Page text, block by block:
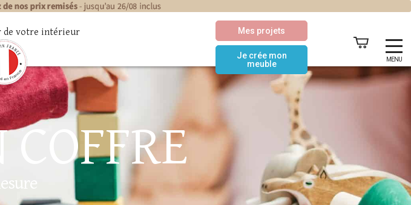
MENU
Mes projets
Je crée mon
meuble
de votre intérieur